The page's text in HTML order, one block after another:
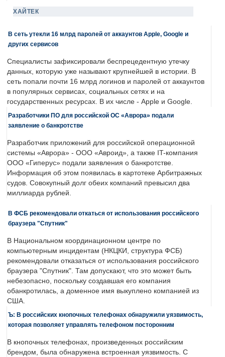
ХАЙТЕК
В сеть утекли 16 млрд паролей от аккаунтов Apple, Google и
других сервисов
Специалисты зафиксировали беспрецедентную утечку
данных, которую уже называют крупнейшей в истории. В
сеть попали почти 16 млрд логинов и паролей от аккаунтов
в популярных сервисах, социальных сетях и на
государственных ресурсах. В их числе - Apple и Google.
Разработчики ПО для российской ОС «Аврора» подали
заявление о банкротстве
Разработчик приложений для российской операционной
системы «Аврора» - ООО «Авроид», а также IT-компания
ООО «Гиперус» подали заявления о банкротстве.
Информация об этом появилась в картотеке Арбитражных
судов. Совокупный долг обеих компаний превысил два
миллиарда рублей.
В ФСБ рекомендовали откаться от использования российского
браузера "Спутник"
В Национальном координационном центре по
компьютерным инцидентам (НКЦКИ, структура ФСБ)
рекомендовали отказаться от использования российского
браузера "Спутник". Там допускают, что это может быть
небезопасно, поскольку создавшая его компания
обанкротилась, а доменное имя выкуплено компанией из
США.
Ъ: В российских кнопочных телефонах обнаружили уязвимость,
которая позволяет управлять телефоном посторонним
В кнопочных телефонах, произведенных российским
брендом, была обнаружена встроенная уязвимость. С